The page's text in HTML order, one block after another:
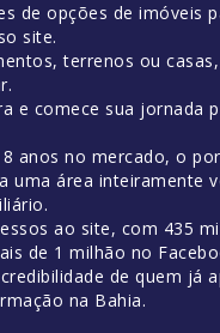
de opções de imóveis
site.
terrenos ou
e comece sua jornada
anos no mercado, o
uma área inteiramente
ao site, com 435
de 1 milhão no
de quem já
na Bahia.